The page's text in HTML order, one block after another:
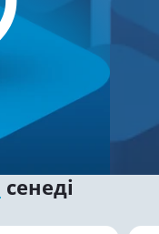
сенеді